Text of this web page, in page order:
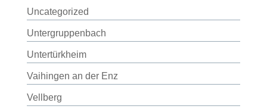
Uncategorized
Untergruppenbach
Untertürkheim
Vaihingen an der Enz
Vellberg